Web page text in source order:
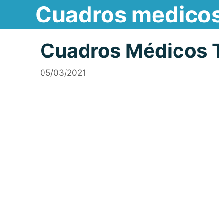
contenido
Cuadros
Cuadros Médicos
05/03/2021